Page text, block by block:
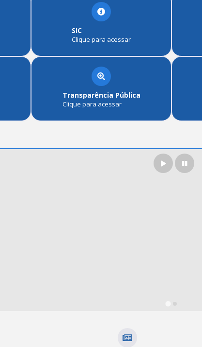
SIC
Clique para acessar
Transparência Pública
Clique para acessar